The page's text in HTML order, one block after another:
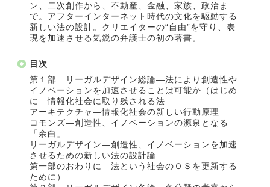
ン、二次創作から、不動産、金融、家族、政治ま
で。アフターインターネット時代の文化を駆動する
新しい法の設計。クリエイターの“自由”を守り、表
現を加速させる気鋭の弁護士の初の著書。
目次
第１部 リーガルデザイン総論―法により創造性や
イノベーションを加速させることは可能か（はじめ
に―情報化社会に取り残される法
アーキテクチャ―情報化社会の新しい行動原理
コモンズ―創造性、イノベーションの源泉となる
「余白」
リーガルデザイン―創造性、イノベーションを加速
させるための新しい法の設計論
第一部のおわりに―法という社会のＯＳを更新する
ために）